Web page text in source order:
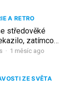
A RETRO
středověké
zatímco
shnije za 5 dní?
· 1 měsíc ago
ZE SVĚTA